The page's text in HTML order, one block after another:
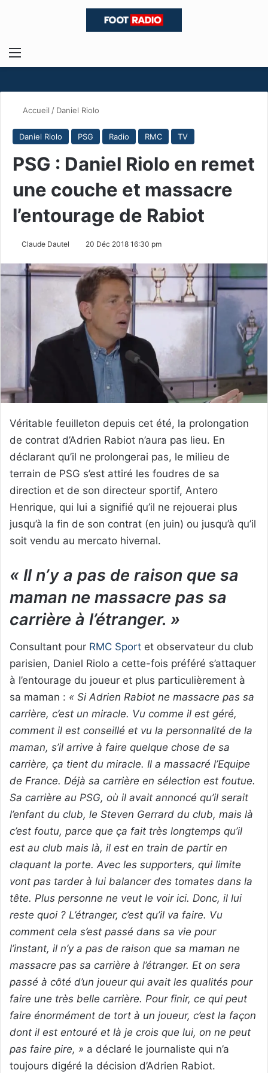
Menu
Accueil / Daniel Riolo
Daniel Riolo PSG Radio RMC TV
PSG : Daniel Riolo en remet
une couche et massacre
l’entourage de Rabiot
Claude Dautel 20 Déc 2018 16:30 pm
Véritable feuilleton depuis cet été, la prolongation
de contrat d’Adrien Rabiot n’aura pas lieu. En
déclarant qu’il ne prolongerai pas, le milieu de
terrain de PSG s’est attiré les foudres de sa
direction et de son directeur sportif, Antero
Henrique, qui lui a signifié qu’il ne rejouerai plus
jusqu’à la fin de son contrat (en juin) ou jusqu’à qu’il
soit vendu au mercato hivernal.
« Il n’y a pas de raison que sa
maman ne massacre pas sa
carrière à l’étranger. »
Consultant pour RMC Sport et observateur du club
parisien, Daniel Riolo a cette-fois préféré s’attaquer
à l’entourage du joueur et plus particulièrement à
sa maman : « Si Adrien Rabiot ne massacre pas sa
carrière, c’est un miracle. Vu comme il est géré,
comment il est conseillé et vu la personnalité de la
maman, s’il arrive à faire quelque chose de sa
carrière, ça tient du miracle. Il a massacré l’Equipe
de France. Déjà sa carrière en sélection est foutue.
Sa carrière au PSG, où il avait annoncé qu’il serait
l’enfant du club, le Steven Gerrard du club, mais là
c’est foutu, parce que ça fait très longtemps qu’il
est au club mais là, il est en train de partir en
claquant la porte. Avec les supporters, qui limite
vont pas tarder à lui balancer des tomates dans la
tête. Plus personne ne veut le voir ici. Donc, il lui
reste quoi ? L’étranger, c’est qu’il va faire. Vu
comment cela s’est passé dans sa vie pour
l’instant, il n’y a pas de raison que sa maman ne
massacre pas sa carrière à l’étranger. Et on sera
passé à côté d’un joueur qui avait les qualités pour
faire une très belle carrière. Pour finir, ce qui peut
faire énormément de tort à un joueur, c’est la façon
dont il est entouré et là je crois que lui, on ne peut
pas faire pire, » a déclaré le journaliste qui n’a
toujours digéré la décision d’Adrien Rabiot.